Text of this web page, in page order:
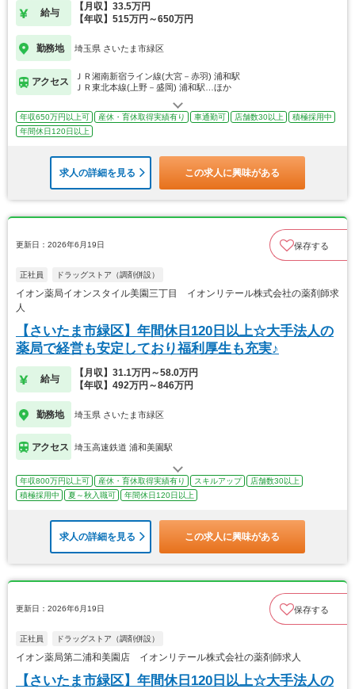
給与
【月収】33.5万円
【年収】515万円～650万円
勤務地 埼玉県 さいたま市緑区
アクセス
ＪＲ湘南新宿ライン線(大宮－赤羽) 浦和駅
ＪＲ東北本線(上野－盛岡) 浦和駅…ほか
年収650万円以上可 産休・育休取得実績有り 車通勤可 店舗数30以上
積極採用中
年間休日120日以上
求人の詳細を見る この求人に興味がある
更新日：2026年6月19日 保存する
正社員 ドラッグストア（調剤併設）
イオン薬局イオンスタイル美園三丁目 イオンリテール株式会社の薬剤師求
人
【さいたま市緑区】年間休日120日以上☆大手法人の
薬局で経営も安定しており福利厚生も充実♪
給与
【月収】31.1万円～58.0万円
【年収】492万円～846万円
勤務地 埼玉県 さいたま市緑区
アクセス 埼玉高速鉄道 浦和美園駅
年収800万円以上可 産休・育休取得実績有り スキルアップ
店舗数30以上
積極採用中
夏～秋入職可 年間休日120日以上
求人の詳細を見る この求人に興味がある
更新日：2026年6月19日 保存する
正社員 ドラッグストア（調剤併設）
イオン薬局第二浦和美園店 イオンリテール株式会社の薬剤師求人
【さいたま市緑区】年間休日120日以上☆大手法人の